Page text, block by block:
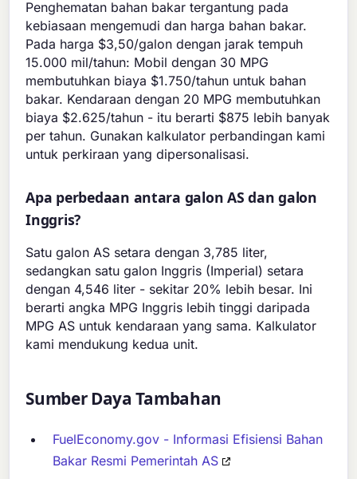
Penghematan bahan bakar tergantung pada
kebiasaan mengemudi dan harga bahan bakar.
Pada harga $3,50/galon dengan jarak tempuh
15.000 mil/tahun: Mobil dengan 30 MPG
membutuhkan biaya $1.750/tahun untuk bahan
bakar. Kendaraan dengan 20 MPG membutuhkan
biaya $2.625/tahun - itu berarti $875 lebih banyak
per tahun. Gunakan kalkulator perbandingan kami
untuk perkiraan yang dipersonalisasi.
Apa perbedaan antara galon AS dan galon
Inggris?
Satu galon AS setara dengan 3,785 liter,
sedangkan satu galon Inggris (Imperial) setara
dengan 4,546 liter - sekitar 20% lebih besar. Ini
berarti angka MPG Inggris lebih tinggi daripada
MPG AS untuk kendaraan yang sama. Kalkulator
kami mendukung kedua unit.
Sumber Daya Tambahan
FuelEconomy.gov - Informasi Efisiensi Bahan
Bakar Resmi Pemerintah AS